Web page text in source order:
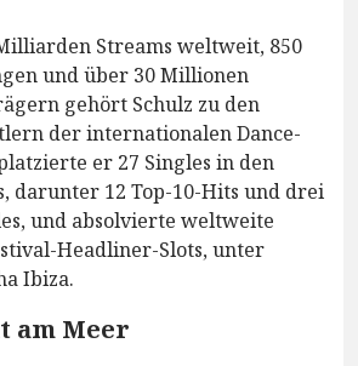
Streams weltweit, 850
und über 30 Millionen
gehört Schulz zu den
der internationalen Dance-
er 27 Singles in den
darunter 12 Top-10-Hits und drei
und absolvierte weltweite
Headliner-Slots, unter
Ibiza.
am Meer